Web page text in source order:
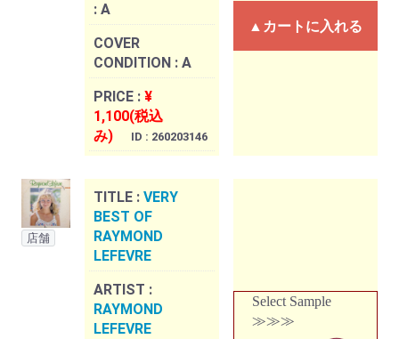
: A
COVER
CONDITION : A
PRICE : ¥
1,100(税込
み)
ID : 260203146
▲カートに入れる
店舗
TITLE : VERY
BEST OF
RAYMOND
LEFEVRE
ARTIST :
RAYMOND
LEFEVRE
Select Sample
≫≫≫